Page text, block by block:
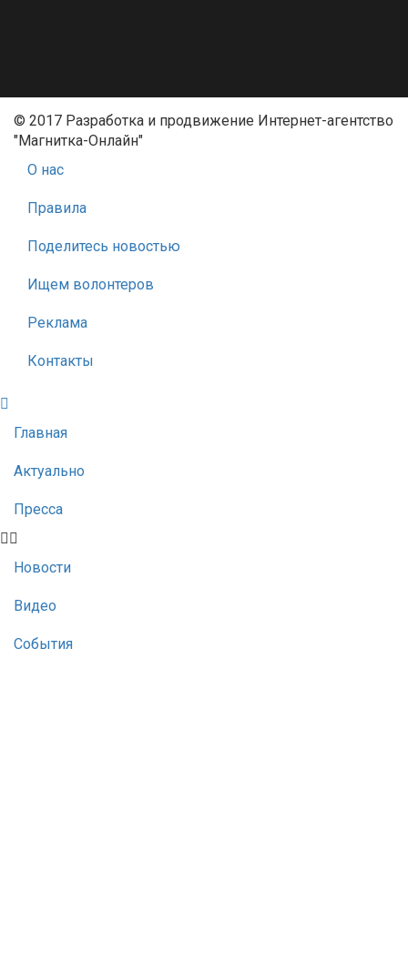
© 2017 Разработка и продвижение Интернет-агентство
"Магнитка-Онлайн"
О нас
Правила
Поделитесь новостью
Ищем волонтеров
Реклама
Контакты
Главная
Актуально
Пресса
Новости
Видео
События